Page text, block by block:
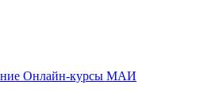
Онлайн-курсы МАИ